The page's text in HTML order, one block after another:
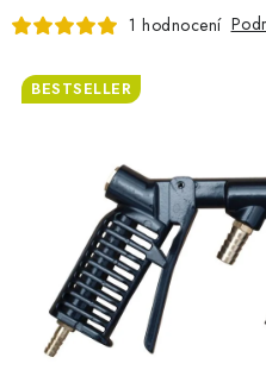
ČIŠTĚNÍ A MYTÍ
PROFI PORADNA
1 hodnocení
BESTSELLER